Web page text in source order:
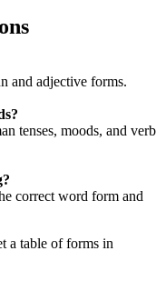
and adjective forms.
tenses, moods, and verb
correct word form and
a table of forms in